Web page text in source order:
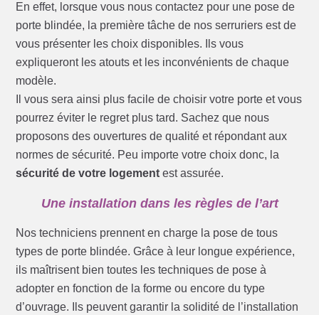
En effet, lorsque vous nous contactez pour une pose de
porte blindée, la première tâche de nos serruriers est de
vous présenter les choix disponibles. Ils vous
expliqueront les atouts et les inconvénients de chaque
modèle.
Il vous sera ainsi plus facile de choisir votre porte et vous
pourrez éviter le regret plus tard. Sachez que nous
proposons des ouvertures de qualité et répondant aux
normes de sécurité. Peu importe votre choix donc, la
sécurité de votre logement est assurée.
Une installation dans les règles de l’art
Nos techniciens prennent en charge la pose de tous
types de porte blindée. Grâce à leur longue expérience,
ils maîtrisent bien toutes les techniques de pose à
adopter en fonction de la forme ou encore du type
d’ouvrage. Ils peuvent garantir la solidité de l’installation